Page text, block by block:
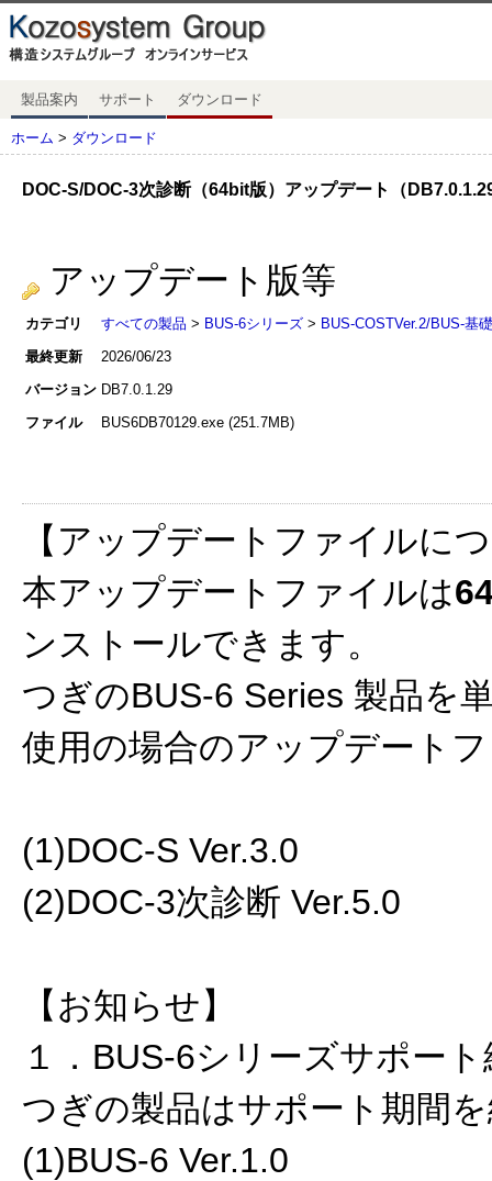
製品案内 サポート ダウンロード
ホーム > ダウンロード
DOC-S/DOC-3次診断（64bit版）アップデート（
アップデート版等
カテゴリ すべての製品 > BUS-6シリーズ > BUS-COSTVer.2/BUS-基
最終更新
2026/06/23
バージョン DB7.0.1.29
ファイル
BUS6DB70129.exe (251.7MB)
【アップデートファイルに
本アップデートファイルは
ンストールできます。
つぎのBUS-6 Series 製品を
使用の場合のアップデート
(1)DOC-S Ver.3.0
(2)DOC-3次診断 Ver.5.0
【お知らせ】
１．BUS-6シリーズサポー
つぎの製品はサポート期間
(1)BUS-6 Ver.1.0